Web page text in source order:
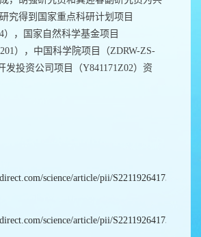
究得到国家重点科研计划项目
），国家自然科学基金项目
），中国科学院项目（ZDRW-ZS-
发投资公司项目（Y841171Z02）资
science/article/pii/S2211926417301479
science/article/pii/S2211926417307531